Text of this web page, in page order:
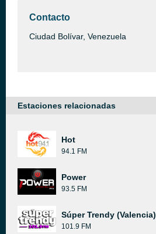
Contacto
Ciudad Bolívar, Venezuela
Estaciones relacionadas
Hot
94.1 FM
Power
93.5 FM
Súper Trendy (Valencia)
101.9 FM